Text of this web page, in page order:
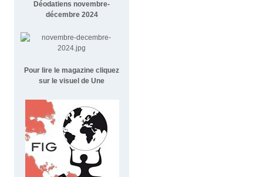
Déodatiens novembre-
décembre 2024
Pour lire le magazine cliquez
sur le visuel de Une